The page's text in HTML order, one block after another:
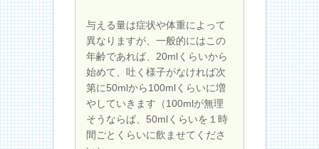
与える量は症状や体重によって
異なりますが、一般的にはこの
年齢であれば、20mlくらいから
始めて、吐く様子がなければ次
第に50mlから100mlくらいに増
やしていきます（100mlが無理
そうならば、50mlくらいを１時
間ごとくらいに飲ませてくださ